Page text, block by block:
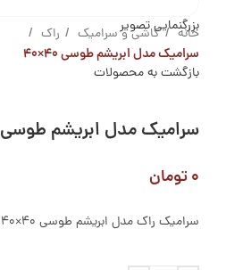
بزرگنمایی تصویر
خانه کاشی و سرامیک راک
سرامیک مدل ابریشم طوسی ۴۰×۴۰
بازگشت به محصولات
سرامیک مدل ابریشم طوسی ۴۰×۴۰
۰تومان
سرامیک راک مدل ابریشم طوسی 40×40